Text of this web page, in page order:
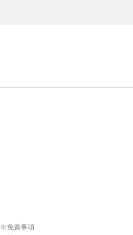
※免責事項